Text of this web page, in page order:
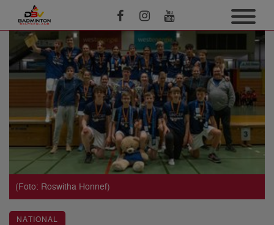
(Foto: Roswitha Honnef)
NATIONAL